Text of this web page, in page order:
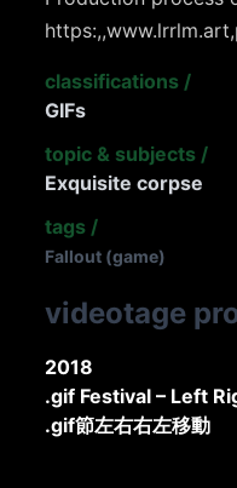
classifications /
GIFs
topic & subjects /
Exquisite corpse
tags /
Fallout (game)
videotage
2018
.gif Festival – Left
.gif節左右右左移動